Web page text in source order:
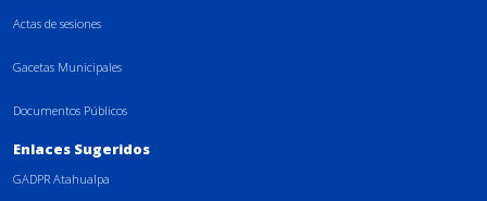
Actas de sesiones
Gacetas Municipales
Documentos Públicos
Enlaces Sugeridos
GADPR Atahualpa